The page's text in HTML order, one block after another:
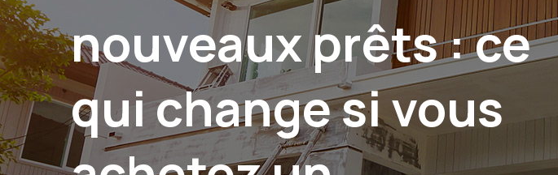
nouveaux prêts : ce
qui change si vous